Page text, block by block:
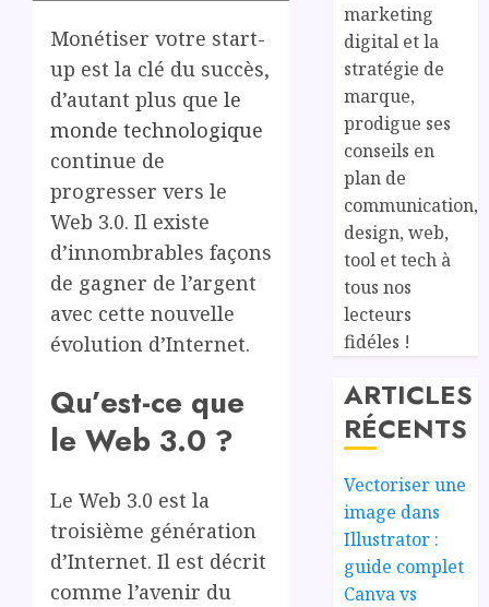
Monétiser votre start-
up est la clé du succès,
d’autant plus que le
monde technologique
continue de
progresser vers le
Web 3.0. Il existe
d’innombrables façons
de gagner de l’argent
avec cette nouvelle
évolution d’Internet.
Qu’est-ce que
le Web 3.0 ?
Le Web 3.0 est la
troisième génération
d’Internet. Il est décrit
comme l’avenir du
marketing
digital et la
stratégie de
marque,
prodigue ses
conseils en
plan de
communication,
design, web,
tool et tech à
tous nos
lecteurs
fidéles !
ARTICLES
RÉCENTS
Vectoriser une
image dans
Illustrator :
guide complet
Canva vs